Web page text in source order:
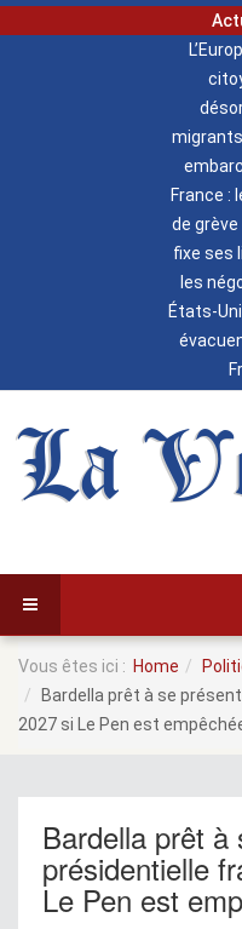
France :
de
fixe ses
les
États-
La
Vous êtes ici : Home
Bardella prêt à se
2027 si Le Pen est
Bardella prêt
présidentielle
Le Pen est